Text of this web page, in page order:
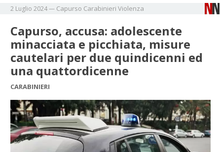
2 Luglio 2024— Capurso Carabinieri Violenza
Capurso, accusa: adolescente
minacciata e picchiata, misure
cautelari per due quindicenni ed
una quattordicenne
CARABINIERI